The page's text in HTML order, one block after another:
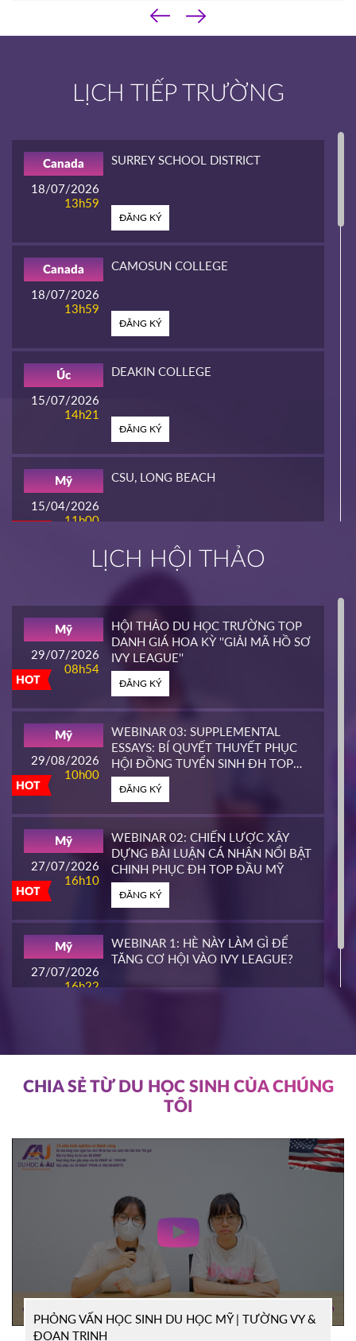
Chương trình cao đẳng
Kinh nghiệm du học
XEM THÊM
‹
›
LỊCH TIẾP TRƯỜNG
18/07/2026
13h59
Canada SURREY SCHOOL DISTRICT
ĐĂNG KÝ
18/07/2026
13h59
Canada CAMOSUN COLLEGE
ĐĂNG KÝ
15/07/2026
14h21
Úc DEAKIN COLLEGE
ĐĂNG KÝ
15/04/2026
11h00
Mỹ CSU, LONG BEACH
14h00
ĐĂNG KÝ
10h00
CALIFORNIA STATE UNIVERSITY,
ĐĂNG KÝ
14h00
PIERCE COLLEGE
ĐĂNG KÝ
16h00
WHATCOM COMMUNITY COLLEGE
ĐĂNG KÝ
HOT
10/03/2026
14h00
SOUTHEAST MISSOURI STATE
ĐĂNG KÝ
WRIGHT STATE UNIVERISTY
ĐĂNG KÝ
Canada TỔ CHỨC ICEAP
LỊCH HỘI THẢO
HOT
29/07/2026
08h54
Mỹ
HỘI THẢO DU HỌC TRƯỜNG TOP
DANH GIÁ HOA KỲ ''GIẢI MÃ HỒ SƠ
IVY LEAGUE''
ĐĂNG KÝ
HOT
29/08/2026
10h00
Mỹ
WEBINAR 03: SUPPLEMENTAL
ESSAYS: BÍ QUYẾT THUYẾT PHỤC
HỘI ĐỒNG TUYỂN SINH ĐH TOP
ĐẦU MỸ
ĐĂNG KÝ
HOT
27/07/2026
16h10
Mỹ
WEBINAR 02: CHIẾN LƯỢC XÂY
DỰNG BÀI LUẬN CÁ NHÂN NỔI BẬT
CHINH PHỤC ĐH TOP ĐẦU MỸ
ĐĂNG KÝ
27/07/2026
16h22
Mỹ
WEBINAR 1: HÈ NÀY LÀM GÌ ĐỂ
TĂNG CƠ HỘI VÀO IVY LEAGUE?
CHIA SẺ TỪ DU HỌC SINH CỦA CHÚNG
TÔI
PHỎNG VẤN HỌC SINH DU HỌC MỸ | TƯỜNG VY &
ĐOAN TRINH